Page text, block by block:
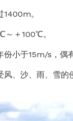
。
。
有33m/s，
，并应承受